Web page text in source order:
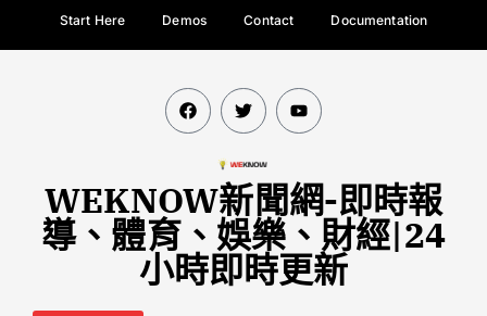
Start Here Demos Contact Documentation
WEKNOW新聞網-即時報
導、體育、娛樂、財經|24
小時即時更新